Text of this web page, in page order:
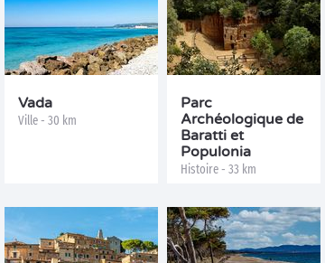
Vada
Ville - 30 km
Parc
Archéologique de
Baratti et
Populonia
Histoire - 33 km